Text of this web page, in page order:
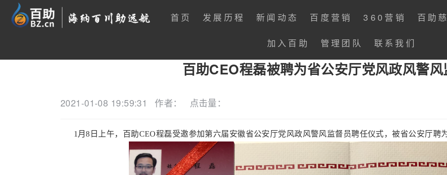
首页 发展历程 新闻动态 百度营销 360营销 百助
加入百助 管理团队 联系我们
百助CEO程磊被聘为省公安厅党风政风警
2021-01-08 19:59:31 作者： 点击量：
1月8日上午，百助CEO程磊受邀参加第六届安徽省公安厅党风政风警风监督员聘任仪式，被省公安厅聘